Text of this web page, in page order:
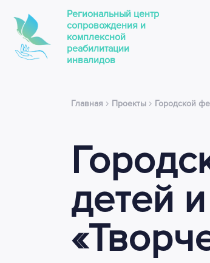
Региональный центр
сопровождения и
комплексной
реабилитации
инвалидов
Главная › Проекты › Городской
детей